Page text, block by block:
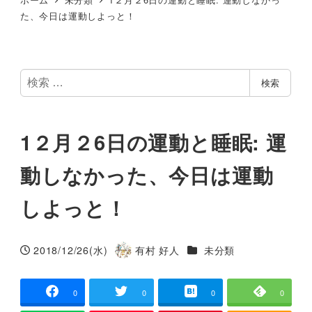
た、今日は運動しよっと！
検
索
検索
1２月２6日の運動と睡眠: 運
動しなかった、今日は運動
しよっと！
投稿日
2018/12/26(水)
著
有村 好人 カテゴリー
未分類
0 0 0 0